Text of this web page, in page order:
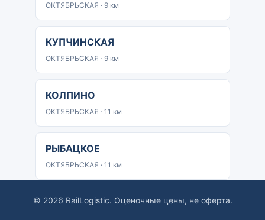
ОКТЯБРЬСКАЯ · 9 км
КУПЧИНСКАЯ
ОКТЯБРЬСКАЯ · 9 км
КОЛПИНО
ОКТЯБРЬСКАЯ · 11 км
РЫБАЦКОЕ
ОКТЯБРЬСКАЯ · 11 км
© 2026 RailLogistic. Оценочные цены, не оферта.